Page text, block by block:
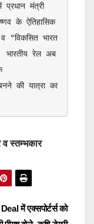
मंत्री
के ऐतिहासिक
"विकसित भारत
भारतीय रेल अब
की यात्रा का
स्तम्भकार
में एक्सपोर्टर्स को